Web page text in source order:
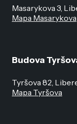
Masarykova 3,
Mapa Masarykova
Budova
Tyršova 82,
Mapa Tyršova